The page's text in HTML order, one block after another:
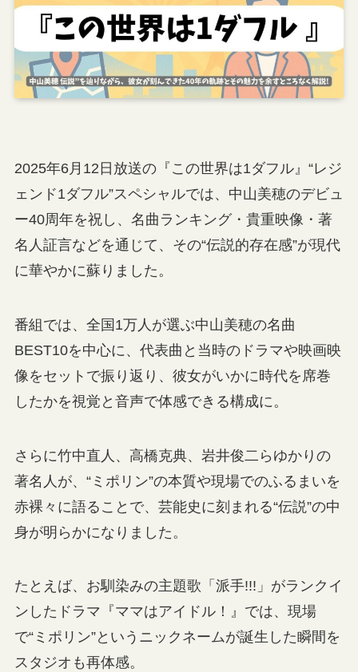
2025年6月12日放送の『この世界は1ダフル』“レジ
ェンド1ダフル”スペシャルでは、中山美穂のデビュ
ー40周年を祝し、名曲ランキング・貴重映像・著
名人証言などを通じて、その“伝説的存在感”が現代
に華やかに蘇りました。
番組では、全国1万人が選ぶ中山美穂の名曲
BEST10を中心に、代表曲と当時のドラマや映画映
像をセットで振り返り、彼女がいかに時代を席巻
したかを視覚と音声で体感できる構成に。
さらに竹中直人、高橋克典、岩井俊二らゆかりの
著名人が、“ミポリン”の本質や現場でのふるまいを
赤裸々に語ることで、芸能史に刻まれる“伝説”の中
身が明らかになりました。
たとえば、お馴染みの主題歌「派手!!!」がランクイ
ンしたドラマ『ママはアイドル！』では、現場
で“ミポリン”というニックネームが誕生した瞬間を
スタジオも再体感。